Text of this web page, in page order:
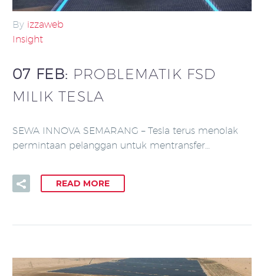
By izzaweb
Insight
07 FEB: PROBLEMATIK FSD
MILIK TESLA
SEWA INNOVA SEMARANG – Tesla terus menolak
permintaan pelanggan untuk mentransfer…
READ MORE